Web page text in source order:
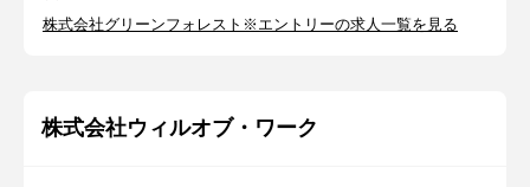
株式会社グリーンフォレスト※エントリーの求人一覧を見る
株式会社ウィルオブ・ワーク